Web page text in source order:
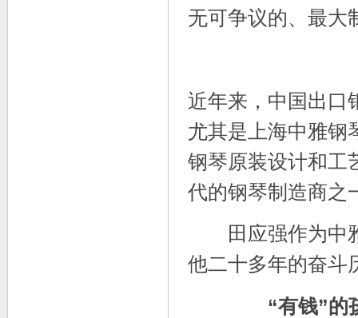
无可争议的、最大
近年来，中国出口
尤其是上海中雅钢
钢琴原装设计和工
代的钢琴制造商之
田应强作为中雅
他二十多年的奋斗
“有钱”的孩